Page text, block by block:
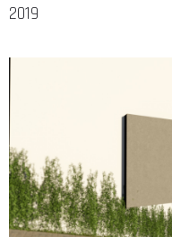
2019